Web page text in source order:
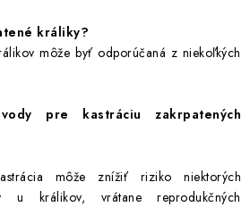
králiky?
môže byť odporúčaná z niekoľkých
pre kastráciu zakrpatených
môže znížiť riziko niektorých
u králikov, vrátane reprodukčných